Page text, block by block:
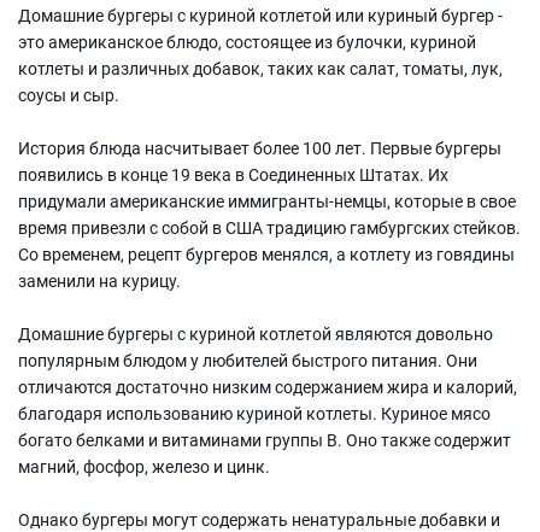
Домашние бургеры с куриной котлетой или куриный бургер -
это американское блюдо, состоящее из булочки, куриной
котлеты и различных добавок, таких как салат, томаты, лук,
соусы и сыр.
История блюда насчитывает более 100 лет. Первые бургеры
появились в конце 19 века в Соединенных Штатах. Их
придумали американские иммигранты-немцы, которые в свое
время привезли с собой в США традицию гамбургских стейков.
Со временем, рецепт бургеров менялся, а котлету из говядины
заменили на курицу.
Домашние бургеры с куриной котлетой являются довольно
популярным блюдом у любителей быстрого питания. Они
отличаются достаточно низким содержанием жира и калорий,
благодаря использованию куриной котлеты. Куриное мясо
богато белками и витаминами группы В. Оно также содержит
магний, фосфор, железо и цинк.
Однако бургеры могут содержать ненатуральные добавки и